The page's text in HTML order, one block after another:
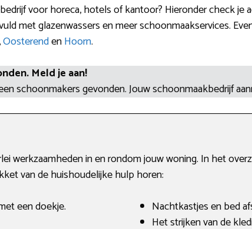
voor horeca, hotels of kantoor? Hieronder check je
met glazenwassers en meer schoonmaakservices.
,OosterendenHoorn.
Meld je aan!
schoonmakers gevonden. Jouw schoonmaakbedrijf
werkzaamheden in en rondom jouw woning. In het
van de huishoudelijke hulp horen:
een doekje.
Nachtkastjes en bed
Het strijken van de